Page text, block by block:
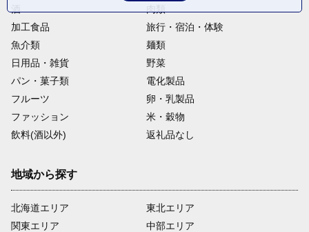
酒
肉類
加工食品
旅行・宿泊・体験
魚介類
麺類
日用品・雑貨
野菜
パン・菓子類
電化製品
フルーツ
卵・乳製品
ファッション
米・穀物
飲料(酒以外)
返礼品なし
地域から探す
北海道エリア
関東エリア
東北エリア
中部エリア